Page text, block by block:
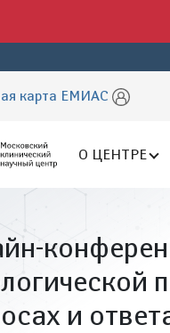
карта ЕМИАС
О ЦЕНТРЕ
и